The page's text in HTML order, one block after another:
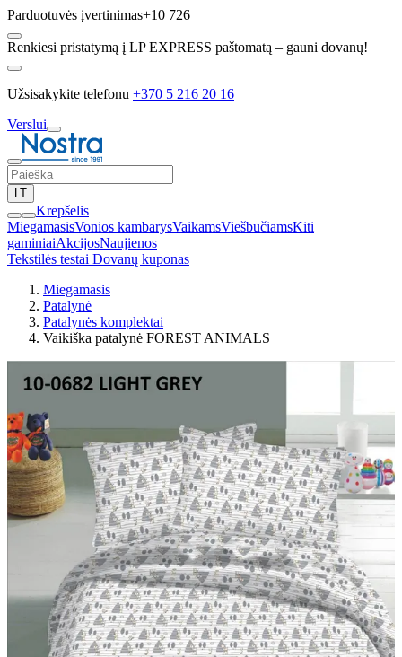
Parduotuvės įvertinimas+10 726
Renkiesi pristatymą į LP EXPRESS paštomatą – gauni dovanų!
Užsisakykite telefonu +370 5 216 20 16
Verslui
LT
Krepšelis
MiegamasisVonios kambarysVaikamsViešbučiamsKiti
gaminiaiAkcijosNaujienos
Tekstilės testai Dovanų kuponas
Miegamasis
Patalynė
Patalynės komplektai
Vaikiška patalynė FOREST ANIMALS